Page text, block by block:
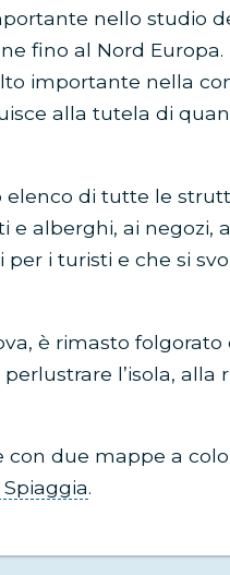
nello studio
fino al Nord Europa.
importante nella
alla tutela di
elenco di tutte le
e alberghi, ai negozi,
i turisti e che si
è rimasto folgorato
l’isola, alla
con due mappe a
.